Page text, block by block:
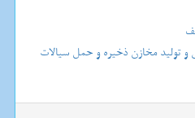
تولید مخازن ذخیره و حمل سیالات